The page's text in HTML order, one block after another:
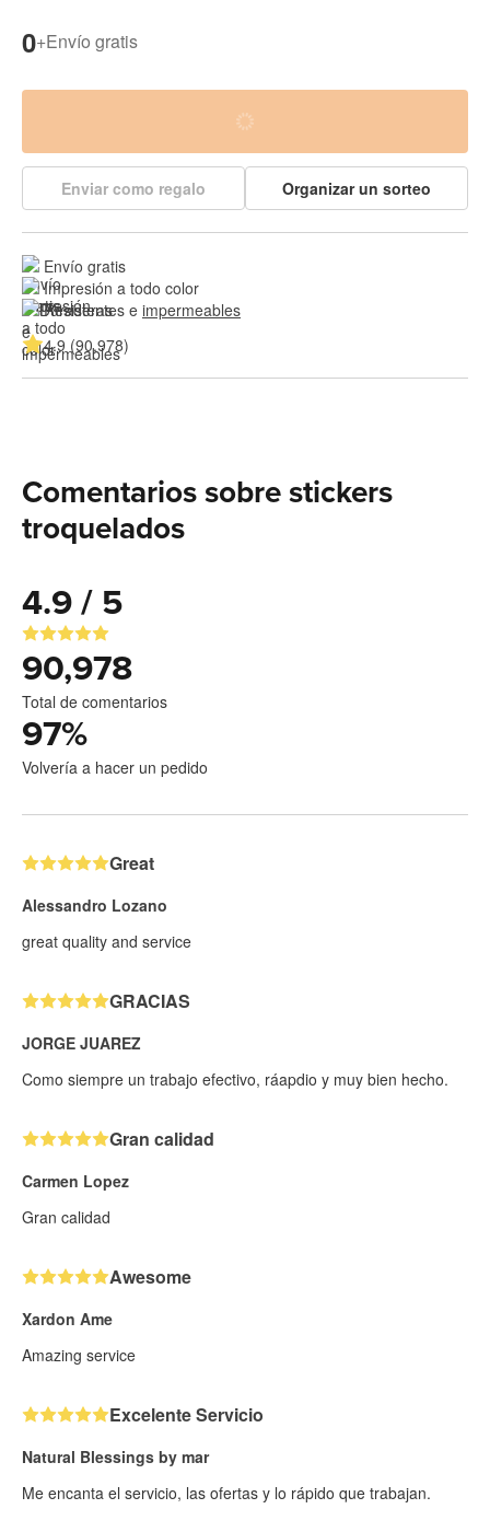
0+Envío gratis
Enviar como regalo Organizar un sorteo
Envío gratis
Impresión a todo color
Resistentes e impermeables
4.9 (90,978)
Comentarios sobre stickers
troquelados
4.9 / 5
90,978
Total de comentarios
97%
Volvería a hacer un pedido
Great
Alessandro Lozano
great quality and service
GRACIAS
JORGE JUAREZ
Como siempre un trabajo efectivo, ráapdio y muy bien hecho.
Gran calidad
Carmen Lopez
Gran calidad
Awesome
Xardon Ame
Amazing service
Excelente Servicio
Natural Blessings by mar
Me encanta el servicio, las ofertas y lo rápido que trabajan.